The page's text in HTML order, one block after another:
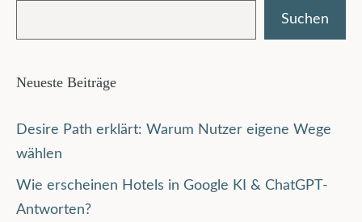
Suchen
Neueste Beiträge
Desire Path erklärt: Warum Nutzer eigene Wege
wählen
Wie erscheinen Hotels in Google KI & ChatGPT-
Antworten?